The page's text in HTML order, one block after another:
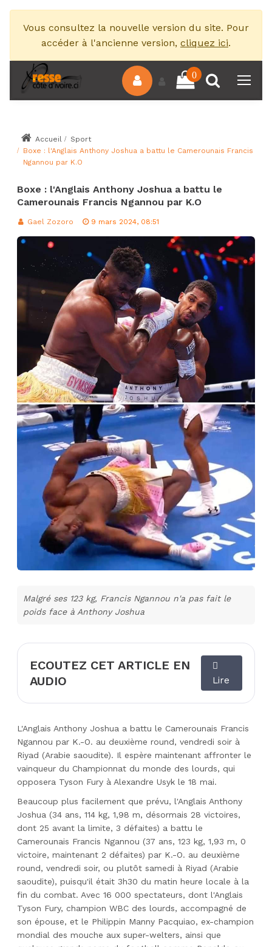
Vous consultez la nouvelle version du site. Pour
accéder à l'ancienne version, cliquez ici.
0
Accueil
Sport
Boxe : l'Anglais Anthony Joshua a battu le Camerounais Francis
Ngannou par K.O
Boxe : l'Anglais Anthony Joshua a battu le
Camerounais Francis Ngannou par K.O
Gael Zozoro 9 mars 2024, 08:51
Malgré ses 123 kg, Francis Ngannou n'a pas fait le
poids face à Anthony Joshua
ECOUTEZ CET ARTICLE EN
AUDIO
Lire
L'Anglais Anthony Joshua a battu le Camerounais Francis
Ngannou par K.-O. au deuxième round, vendredi soir à
Riyad (Arabie saoudite). Il espère maintenant affronter le
vainqueur du Championnat du monde des lourds, qui
opposera Tyson Fury à Alexandre Usyk le 18 mai.
Beaucoup plus facilement que prévu, l'Anglais Anthony
Joshua (34 ans, 114 kg, 1,98 m, désormais 28 victoires,
dont 25 avant la limite, 3 défaites) a battu le
Camerounais Francis Ngannou (37 ans, 123 kg, 1,93 m, 0
victoire, maintenant 2 défaites) par K.-O. au deuxième
round, vendredi soir, ou plutôt samedi à Riyad (Arabie
saoudite), puisqu'il était 3h30 du matin heure locale à la
fin du combat. Avec 16 000 spectateurs, dont l'Anglais
Tyson Fury, champion WBC des lourds, accompagné de
son épouse, et le Philippin Manny Pacquiao, ex-champion
mondial des mouche aux super-welters, ainsi que